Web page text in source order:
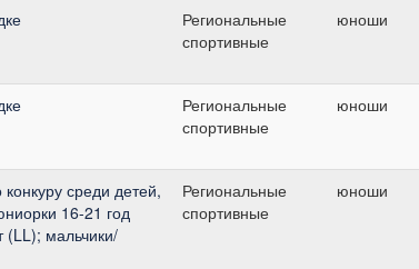
Региональные
спортивные
юноши
Региональные
спортивные
юноши
среди детей,
16-21 год
мальчики/
Региональные
спортивные
юноши